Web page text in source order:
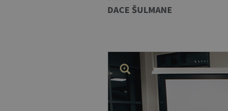
DACE ŠULMANE